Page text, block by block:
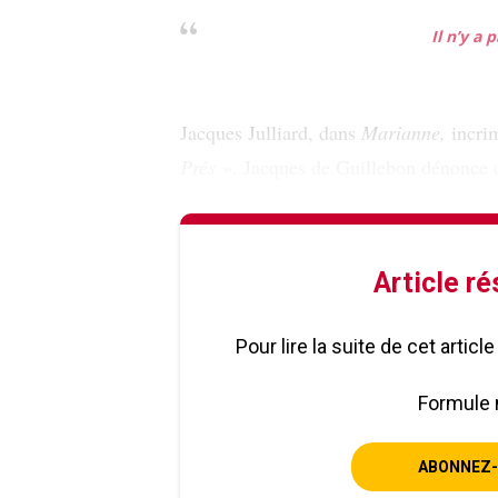
Il n’y a
Jacques Julliard, dans Marianne,
Article
Pour lire la suite de cet
Formule